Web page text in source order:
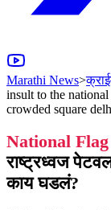
Marathi News>
insult to the
crowded square
National
राष्ट्रध्वज
काय घडलं?